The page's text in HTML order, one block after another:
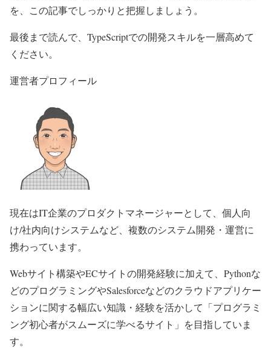
を、この記事でしっかりと把握しましょう。
最後まで読んで、TypeScriptでの開発スキルを一層高めて
ください。
運営者プロフィール
現在はIT企業のプロダクトマネージャーとして、個人向
け/社内向けシステムなど、複数のシステム開発・運営に
携わっています。
Webサイト構築やECサイトの開発経験に加えて、Pythonな
どのプログラミングやSalesforceなどのクラウドアプリケー
ションに関する幅広い知識・経験を活かして「プログラミ
ング初心者がスムーズに学べるサイト」を目指していま
す。